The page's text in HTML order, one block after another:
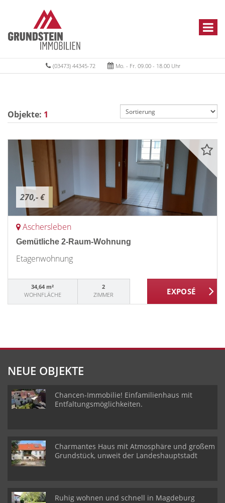
(03473) 44345-72 Mo. - Fr. 09.00 - 18.00 Uhr
Objekte: 1
270,- €
Aschersleben
Gemütliche 2-Raum-Wohnung
Etagenwohnung
34,64 m²
WOHNFLÄCHE
2
ZIMMER
NEUE OBJEKTE
Chancen-Immobilie! Einfamilienhaus mit
Entfaltungsmöglichkeiten.
Charmantes Haus mit Atmosphäre und großem
Grundstück, unweit der Landeshauptstadt
Ruhig wohnen und schnell in Magdeburg